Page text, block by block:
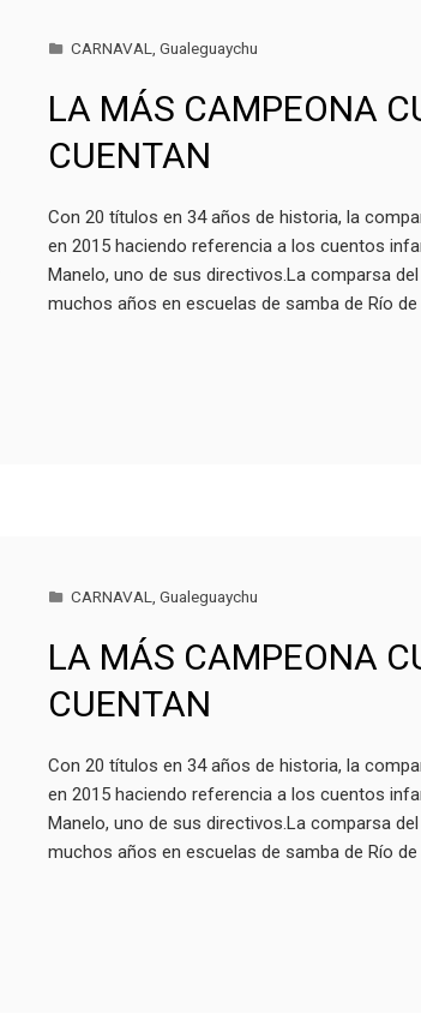
CARNAVAL ,Gualeguaychu
LA MÁS CAMPEONA
CUENTAN
Con 20 títulos en 34 años de historia, la
en 2015 haciendo referencia a los cuentos
Manelo, uno de sus directivos.La comparsa
muchos años en escuelas de samba de Río
CARNAVAL ,Gualeguaychu
LA MÁS CAMPEONA
CUENTAN
Con 20 títulos en 34 años de historia, la
en 2015 haciendo referencia a los cuentos
Manelo, uno de sus directivos.La comparsa
muchos años en escuelas de samba de Río